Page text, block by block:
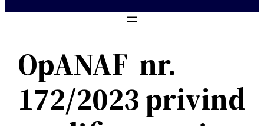
OpANAF nr.
172/2023 privind